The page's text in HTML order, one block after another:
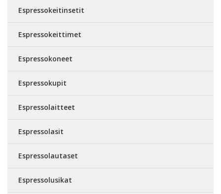
Espressokeitinsetit
Espressokeittimet
Espressokoneet
Espressokupit
Espressolaitteet
Espressolasit
Espressolautaset
Espressolusikat